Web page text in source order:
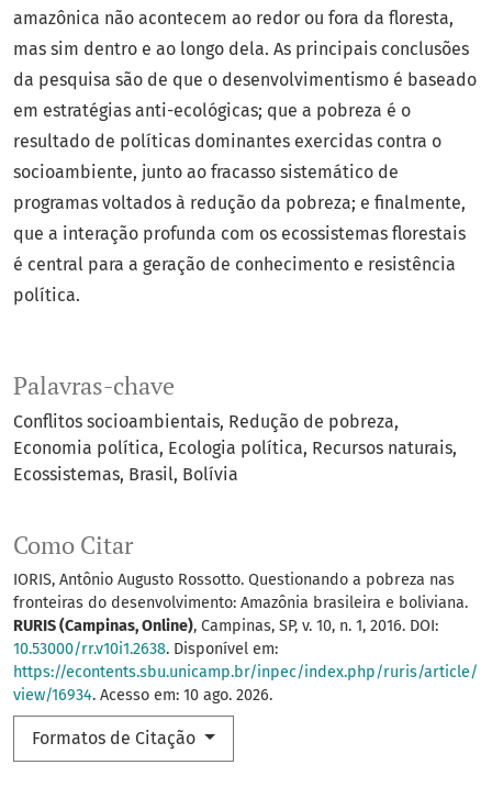
Palavras-chave
Conflitos socioambientais Redução de pobreza
Economia política Ecologia política Recursos naturais
Ecossistemas Brasil Bolívia
Como Citar
IORIS, Antônio Augusto Rossotto. Questionando a pobreza nas
fronteiras do desenvolvimento: Amazônia brasileira e boliviana.
RURIS (Campinas, Online), Campinas, SP, v. 10, n. 1, 2016. DOI:
10.53000/rr.v10i1.2638. Disponível em:
https://econtents.sbu.unicamp.br/inpec/index.php/ruris/article/
view/16934. Acesso em: 10 ago. 2026.
Formatos de Citação
amazônica não acontecem ao redor ou fora da floresta,
mas sim dentro e ao longo dela. As principais conclusões
da pesquisa são de que o desenvolvimentismo é baseado
em estratégias anti-ecológicas; que a pobreza é o
resultado de políticas dominantes exercidas contra o
socioambiente, junto ao fracasso sistemático de
programas voltados à redução da pobreza; e finalmente,
que a interação profunda com os ecossistemas florestais
é central para a geração de conhecimento e resistência
política.